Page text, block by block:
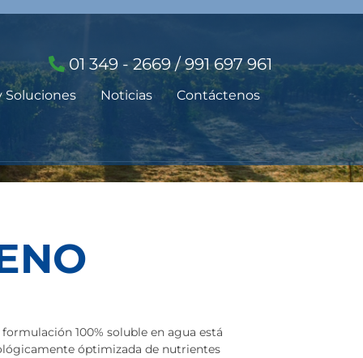
01 349 - 2669 / 991 697 961
Soluciones Noticias Contáctenos
100% soluble en agua está
óptimizada de nutrientes